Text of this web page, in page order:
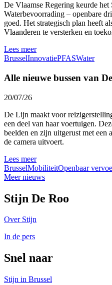
De Vlaamse Regering keurde het
Waterbevoorrading – openbare
goed. Het strategisch plan heeft
Vlaanderen te versterken en
Lees meer
BrusselInnovatiePFASWater
Alle nieuwe bussen van
20/07/26
De Lijn maakt voor
een deel van haar voertuigen.
beelden en zijn uitgerust met
de camera uitvoert.
Lees meer
BrusselMobiliteitOpenbaar
Meer nieuws
Stijn De Roo
Over Stijn
In de pers
Snel naar
Stijn in Brussel